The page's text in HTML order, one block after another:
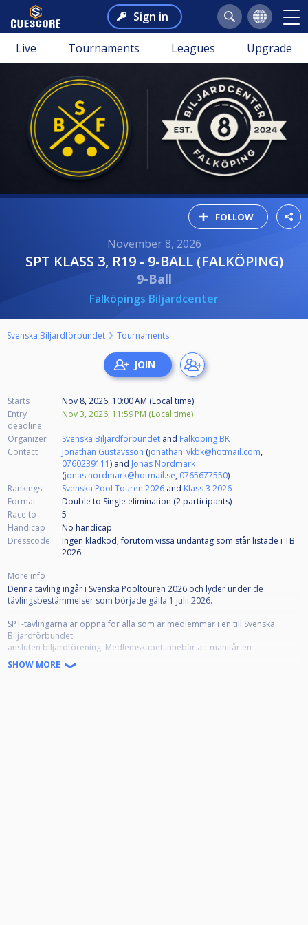
Sign in
Live Tournaments Leagues Upgrade
FOLLOW
November 8, 2026
SPT KLASS 3, R19 - 9-BALL (FALKÖPING)
9-Ball
Falköpings Biljardcenter
Svenska Biljardförbundet Tournaments
Starts
Nov 8, 2026, 10:00 AM (Local time)
Entry
deadline
Nov 3, 2026, 11:59 PM (Local time)
Organizer Svenska Biljardförbundet and Falköping BK
Contact
Jonathan Gustavsson (jonathan_vkbk@hotmail.com,
0760239111) and Jonas Nordmark
(jonas.nordmark@hotmail.se, 0765677550)
Rankings
Svenska Pool Touren 2026 and Klass 3 2026
Format
Double to Single elimination (2 participants)
Race to
5
Handicap
No handicap
Dresscode
Ingen klädkod, förutom vissa undantag som står listade i TB
2026.
More info
Denna tävling ingår i Svenska Pooltouren 2026 och lyder under de
tävlingsbestämmelser som började gälla 1 julii 2026.
SPT-tävlingarna är öppna för alla som är medlemmar i en till Svenska
Biljardförbundet
ansluten biljardförening. Medlemskapet innebär att man får en
tävlingslicens, och att klubben registrerar spelaren som "Spelare" på
IdrottOnline.
SHOW MORE